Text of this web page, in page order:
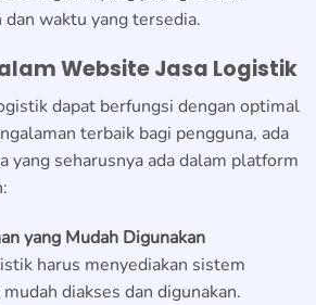
dan waktu yang tersedia.
Website Jasa Logistik
dapat berfungsi dengan optimal
terbaik bagi pengguna, ada
yang seharusnya ada dalam platform
yang Mudah Digunakan
harus menyediakan sistem
diakses dan digunakan.